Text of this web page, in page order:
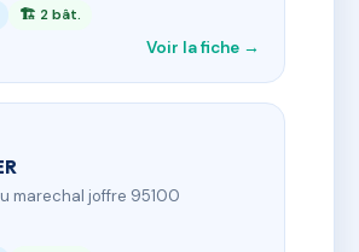
🏗 2 bât.
Voir la fiche →
marechal joffre 95100